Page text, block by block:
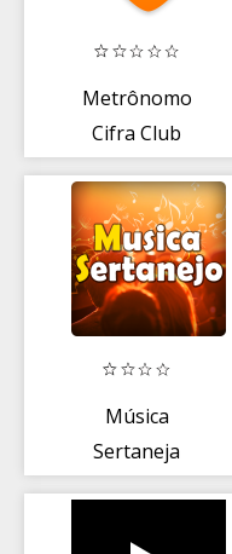
Metrônomo
Cifra Club
Música
Sertaneja